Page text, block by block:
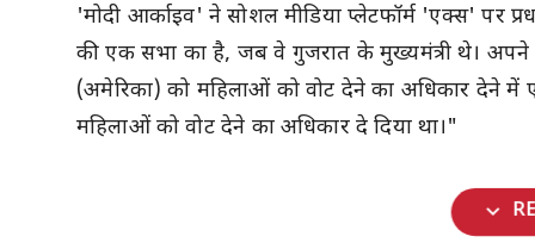
'मोदी आर्काइव' ने सोशल मीडिया प्लेटफॉर्म 'एक्स' पर
की एक सभा का है, जब वे गुजरात के मुख्यमंत्री थे। अपने
(अमेरिका) को महिलाओं को वोट देने का अधिकार देने
महिलाओं को वोट देने का अधिकार दे दिया था।"
expand_more